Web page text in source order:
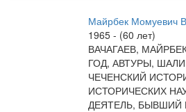
Майрбек Момуевич
1965 - (60 лет)
ВАЧАГАЕВ,
ГОД, АВТУРЫ,
ЧЕЧЕНСКИЙ
ИСТОРИЧЕСКИХ
ДЕЯТЕЛЬ, БЫВШИЙ